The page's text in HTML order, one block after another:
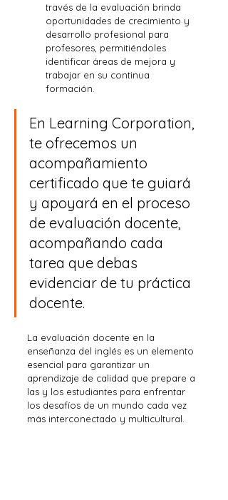
través de la evaluación brinda
oportunidades de crecimiento y
desarrollo profesional para
profesores, permitiéndoles
identificar áreas de mejora y
trabajar en su continua
formación.
En Learning Corporation,
te ofrecemos un
acompañamiento
certificado que te guiará
y apoyará en el proceso
de evaluación docente,
acompañando cada
tarea que debas
evidenciar de tu práctica
docente.
La evaluación docente en la
enseñanza del inglés es un elemento
esencial para garantizar un
aprendizaje de calidad que prepare a
las y los estudiantes para enfrentar
los desafíos de un mundo cada vez
más interconectado y multicultural.